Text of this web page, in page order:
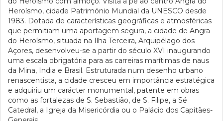
Heroísmo, cidade Património Mundial da UNESCO desde
1983. Dotada de características geográficas e atmosféricas
que permitiam uma aportagem segura, a cidade de Angra
do Heroísmo, situada na Ilha Terceira, Arquipélago dos
Açores, desenvolveu-se a partir do século XVI inaugurando
uma escala obrigatória para as carreiras marítimas de naus
da Mina, India e Brasil. Estruturada num desenho urbano
renascentista, a cidade cresceu em importância estratégica
e adquiriu um carácter monumental, patente em obras
como as fortalezas de S. Sebastião, de S. Filipe, a Sé
Catedral, a Igreja da Misericórdia ou o Palácio dos Capitães-